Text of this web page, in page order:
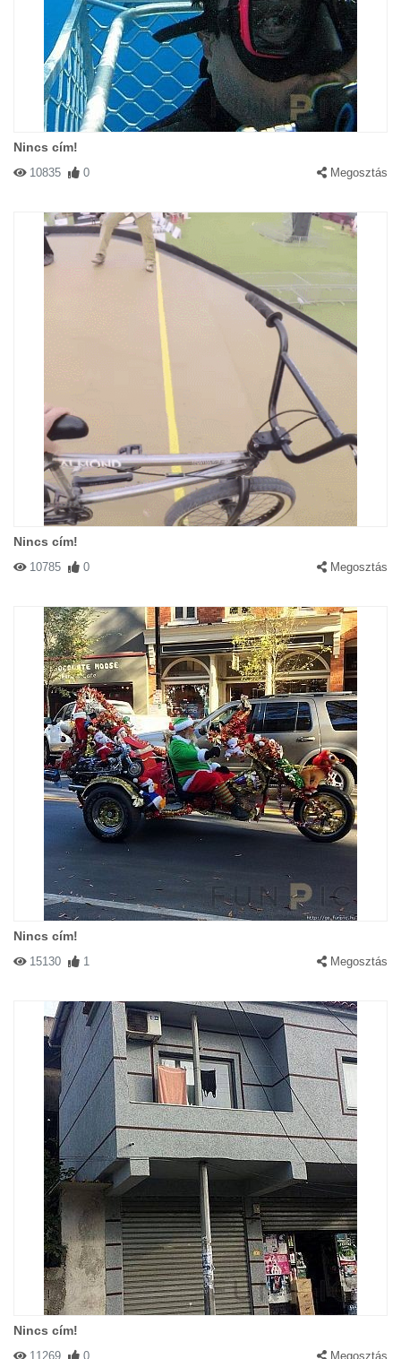
Nincs cím!
10835 0 Megosztás
Nincs cím!
10785 0 Megosztás
Nincs cím!
15130 1 Megosztás
Nincs cím!
11269 0 Megosztás